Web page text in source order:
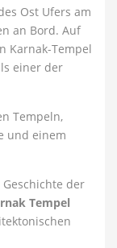
Ost Ufers am
an Bord. Auf
Karnak-Tempel
einer der
Tempeln,
und einem
der
Tempel